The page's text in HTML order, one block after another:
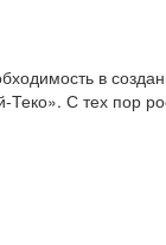
в
С тех пор